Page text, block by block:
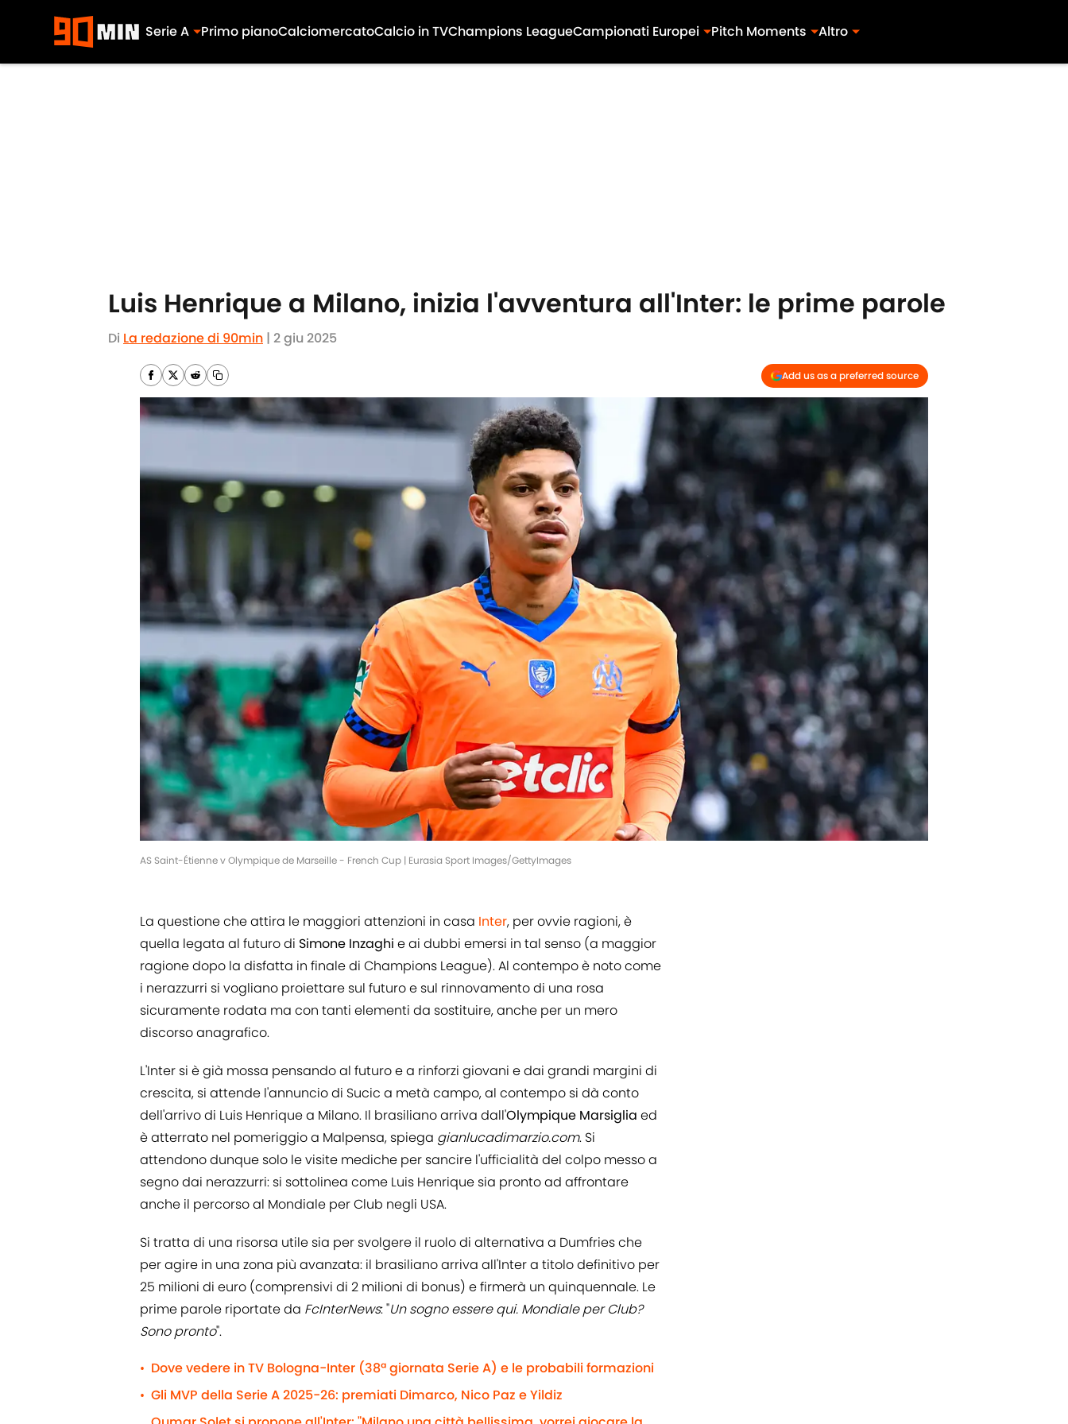
Serie A Primo pianoCalciomercatoCalcio in TVChampions LeagueCampionati Europei Pitch Moments Altro
Luis Henrique a Milano, inizia l'avventura all'Inter: le prime parole
Di La redazione di 90min | 2 giu 2025
Add us as a preferred source
AS Saint-Étienne v Olympique de Marseille - French Cup | Eurasia Sport Images/GettyImages
La questione che attira le maggiori attenzioni in casa Inter, per ovvie ragioni, è
quella legata al futuro di Simone Inzaghi e ai dubbi emersi in tal senso (a maggior
ragione dopo la disfatta in finale di Champions League). Al contempo è noto come
i nerazzurri si vogliano proiettare sul futuro e sul rinnovamento di una rosa
sicuramente rodata ma con tanti elementi da sostituire, anche per un mero
discorso anagrafico.
L'Inter si è già mossa pensando al futuro e a rinforzi giovani e dai grandi margini di
crescita, si attende l'annuncio di Sucic a metà campo, al contempo si dà conto
dell'arrivo di Luis Henrique a Milano. Il brasiliano arriva dall'Olympique Marsiglia ed
è atterrato nel pomeriggio a Malpensa, spiega gianlucadimarzio.com. Si
attendono dunque solo le visite mediche per sancire l'ufficialità del colpo messo a
segno dai nerazzurri: si sottolinea come Luis Henrique sia pronto ad affrontare
anche il percorso al Mondiale per Club negli USA.
Si tratta di una risorsa utile sia per svolgere il ruolo di alternativa a Dumfries che
per agire in una zona più avanzata: il brasiliano arriva all'Inter a titolo definitivo per
25 milioni di euro (comprensivi di 2 milioni di bonus) e firmerà un quinquennale. Le
prime parole riportate da FcInterNews: "Un sogno essere qui. Mondiale per Club?
Sono pronto".
• Dove vedere in TV Bologna-Inter (38ª giornata Serie A) e le probabili formazioni
• Gli MVP della Serie A 2025-26: premiati Dimarco, Nico Paz e Yildiz